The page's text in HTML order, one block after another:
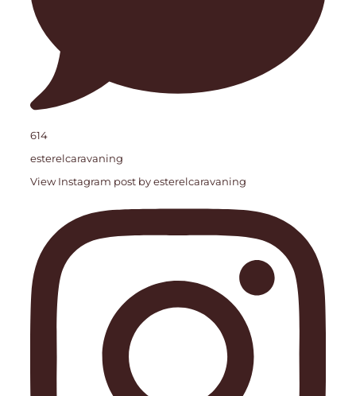
614
esterelcaravaning
View Instagram post by esterelcaravaning